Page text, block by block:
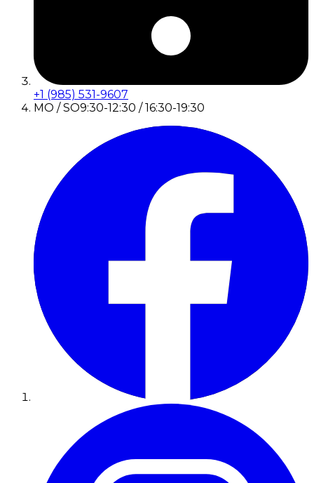
+1 (985) 531-9607
MO / SO9:30-12:30 / 16:30-19:30